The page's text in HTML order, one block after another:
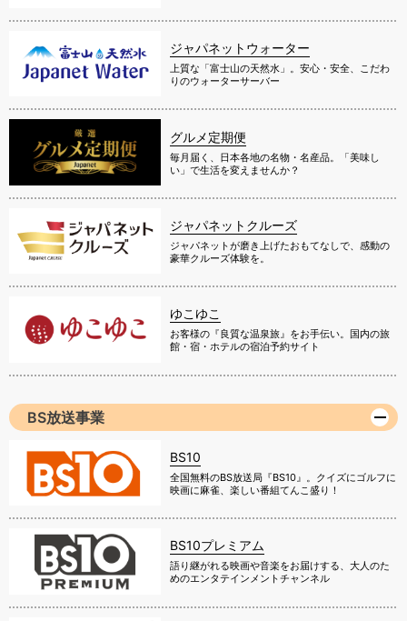
ジャパネットウォーター
上質な「富士山の天然水」。安心・安全、こだわ
りのウォーターサーバー
グルメ定期便
毎月届く、日本各地の名物・名産品。「美味し
い」で生活を変えませんか？
ジャパネットクルーズ
ジャパネットが磨き上げたおもてなしで、感動の
豪華クルーズ体験を。
ゆこゆこ
お客様の『良質な温泉旅』をお手伝い。国内の旅
館・宿・ホテルの宿泊予約サイト
BS放送事業
BS10
全国無料のBS放送局『BS10』。クイズにゴルフに
映画に麻雀、楽しい番組てんこ盛り！
BS10プレミアム
語り継がれる映画や音楽をお届けする、大人のた
めのエンタテインメントチャンネル